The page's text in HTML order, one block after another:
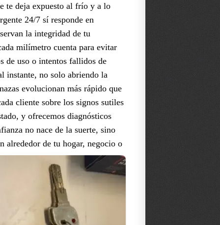
te deja expuesto al frío y a lo
24/7 sí responde en
la integridad de tu
milímetro cuenta para evitar
de uso o intentos fallidos de
instante, no solo abriendo la
evolucionan más rápido que
cliente sobre los signos sutiles
y ofrecemos diagnósticos
no nace de la suerte, sino
alrededor de tu hogar, negocio o